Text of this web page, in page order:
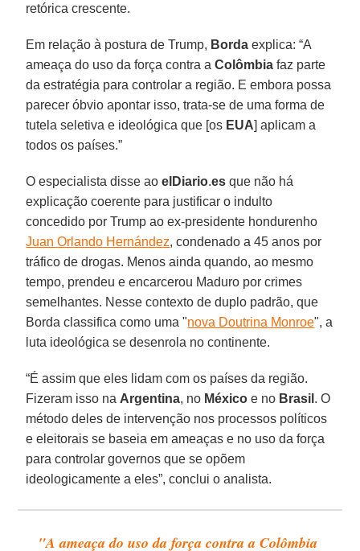
retórica crescente.
Em relação à postura de Trump, Borda explica: “A
ameaça do uso da força contra aColômbia faz parte
da estratégia para controlar a região. E embora possa
parecer óbvio apontar isso, trata-se de uma forma de
tutela seletiva e ideológica que [os EUA] aplicam a
todos os países.”
O especialista disse aoelDiario.es que não há
explicação coerente para justificar o indulto
concedido por Trump ao ex-presidente hondurenho
Juan Orlando Hernández, condenado a 45 anos por
tráfico de drogas. Menos ainda quando, ao mesmo
tempo, prendeu e encarcerou Maduro por crimes
semelhantes. Nesse contexto de duplo padrão, que
Borda classifica como uma "nova Doutrina Monroe", a
luta ideológica se desenrola no continente.
“É assim que eles lidam com os países da região.
Fizeram isso na Argentina, no México e no Brasil . O
método deles de intervenção nos processos políticos
e eleitorais se baseia em ameaças e no uso da força
para controlar governos que se opõem
ideologicamente a eles”, conclui o analista.
"A ameaça do uso da força contra a Colômbia